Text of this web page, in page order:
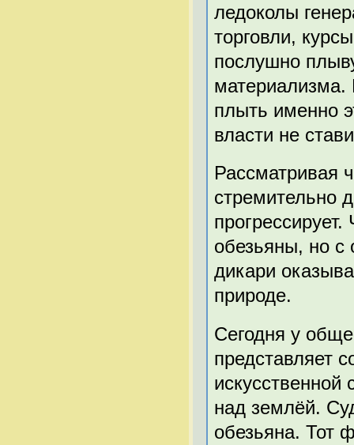
ледоколы
торговли,
послушно
материализма.
плыть именно
власти не
Рассматривая
стремительно
обезьяны, но с
дикари
природе.
Сегодня у
представляет
искусственной
над землёй.
обезьяна. Тот